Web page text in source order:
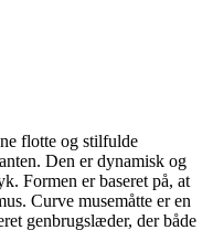
flotte og stilfulde
Den er dynamisk og
Formen er baseret på, at
Curve musemåtte er en
genbrugslæder, der både